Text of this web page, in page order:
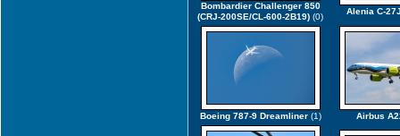
Bombardier Challenger 850
(CRJ-200SE/CL-600-2B19) (0)
Alenia C-
Boeing 787-9 Dreamliner (1) Airbus